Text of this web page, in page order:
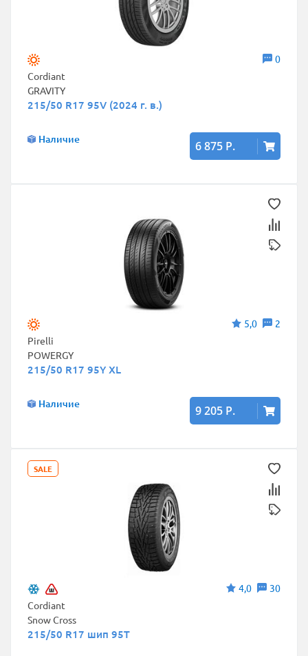
0
Cordiant
GRAVITY
215/50 R17 95V (2024 г. в.)
Наличие 6 875 Р.
5,0
2
Pirelli
POWERGY
215/50 R17 95Y XL
Наличие 9 205 Р.
SALE
4,0
30
Cordiant
Snow Cross
215/50 R17 шип 95T